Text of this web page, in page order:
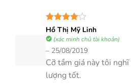
Được
xếp hạng
5 sao
Hồ Thị Mỹ Linh
(xác minh chủ tài khoản)
– 25/08/2019
Cỡ tầm giá này tôi
lượng tốt.